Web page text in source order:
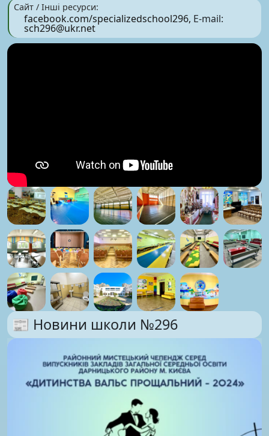
Сайт / Інші ресурси:
facebook.com/specializedschool296, E-mail:
sch296@ukr.net
📰 Новини школи №296